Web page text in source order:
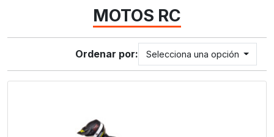
MOTOS RC
Ordenar por: Selecciona una opción